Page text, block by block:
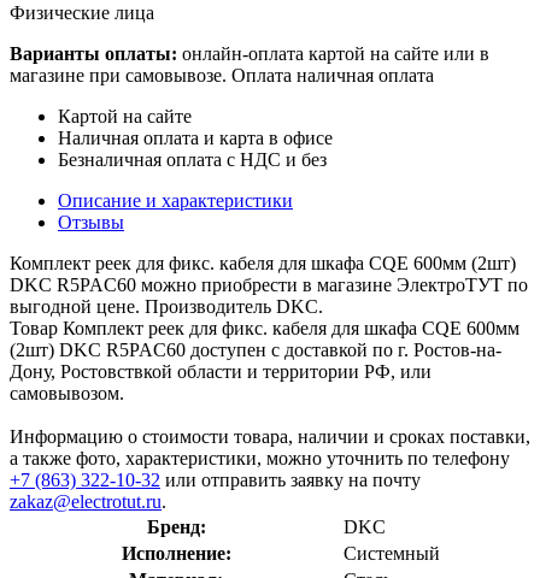
Физические лица
Варианты оплаты: онлайн-оплата картой на сайте или в
магазине при самовывозе. Оплата наличная оплата
Картой на сайте
Наличная оплата и карта в офисе
Безналичная оплата с НДС и без
Описание и характеристики
Отзывы
Комплект реек для фикс. кабеля для шкафа CQE 600мм (2шт)
DKC R5PAC60 можно приобрести в магазине ЭлектроТУТ по
выгодной цене. Производитель DKC.
Товар Комплект реек для фикс. кабеля для шкафа CQE 600мм
(2шт) DKC R5PAC60 доступен с доставкой по г. Ростов-на-
Дону, Ростовствкой области и территории РФ, или
самовывозом.
Информацию о стоимости товара, наличии и сроках поставки,
а также фото, характеристики, можно уточнить по телефону
+7 (863) 322-10-32 или отправить заявку на почту
zakaz@electrotut.ru.
Бренд:
DKC
Исполнение:
Системный